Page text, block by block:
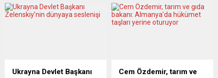
olayı” olduğu bildirildi.
Kuzeybatı Terörizmle
toplantısında, olaya ilişkin
insanlara günlük yaşam
başta olmak üzere, iş
One Teach One ve Citizens
Ukrayna Devlet Başkanı
Cem Özdemir, tarım ve